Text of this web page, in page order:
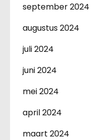
september 2024
augustus 2024
juli 2024
juni 2024
mei 2024
april 2024
maart 2024